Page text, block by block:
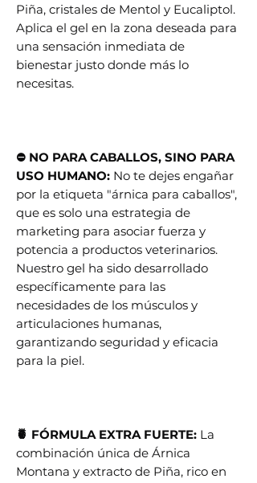
Piña, cristales de Mentol y Eucaliptol.
Aplica el gel en la zona deseada para
una sensación inmediata de
bienestar justo donde más lo
necesitas.
⛔ NO PARA CABALLOS, SINO PARA
USO HUMANO: No te dejes engañar
por la etiqueta "árnica para caballos",
que es solo una estrategia de
marketing para asociar fuerza y
potencia a productos veterinarios.
Nuestro gel ha sido desarrollado
específicamente para las
necesidades de los músculos y
articulaciones humanas,
garantizando seguridad y eficacia
para la piel.
🍍 FÓRMULA EXTRA FUERTE: La
combinación única de Árnica
Montana y extracto de Piña, rico en